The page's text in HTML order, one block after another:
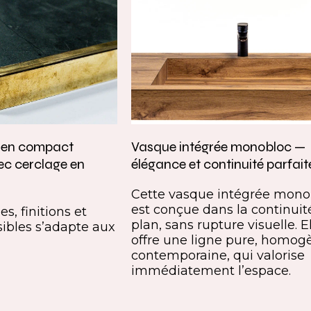
compact
cerclage en
finitions et
s’adapte aux
Vasque intégrée monobloc —
élégance et continuité
Cette vasque intégrée
est conçue dans la
plan, sans rupture visuelle.
offre une ligne pure,
contemporaine, qui valorise
immédiatement l’espace.